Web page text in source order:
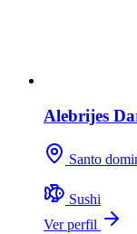
Alebrijes
Santo
Sushi
Ver perfil